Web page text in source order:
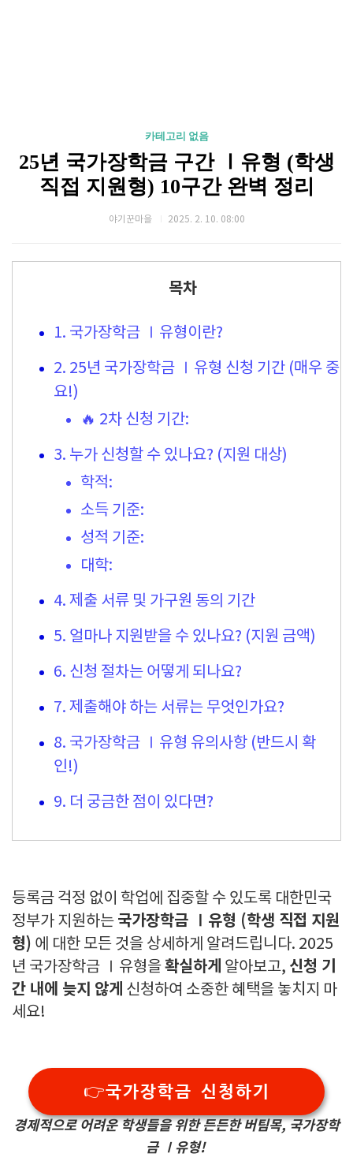
카테고리 없음
25년 국가장학금 구간 Ⅰ유형 (학생
직접 지원형) 10구간 완벽 정리
야기꾼마을 2025. 2. 10. 08:00
목차
1. 국가장학금 Ⅰ유형이란?
2. 25년 국가장학금 Ⅰ유형 신청 기간 (매우 중
요!)
🔥 2차 신청 기간:
3. 누가 신청할 수 있나요? (지원 대상)
학적:
소득 기준:
성적 기준:
대학:
4. 제출 서류 및 가구원 동의 기간
5. 얼마나 지원받을 수 있나요? (지원 금액)
6. 신청 절차는 어떻게 되나요?
7. 제출해야 하는 서류는 무엇인가요?
8. 국가장학금 Ⅰ유형 유의사항 (반드시 확
인!)
9. 더 궁금한 점이 있다면?
등록금 걱정 없이 학업에 집중할 수 있도록 대한민국
정부가 지원하는 국가장학금 Ⅰ유형 (학생 직접 지원
형) 에 대한 모든 것을 상세하게 알려드립니다. 2025
년 국가장학금 Ⅰ유형을확실하게 알아보고, 신청 기
간 내에 늦지 않게 신청하여 소중한 혜택을 놓치지 마
세요!
👉국가장학금 신청하기
경제적으로 어려운 학생들을 위한 든든한 버팀목, 국가장학
금 Ⅰ유형!